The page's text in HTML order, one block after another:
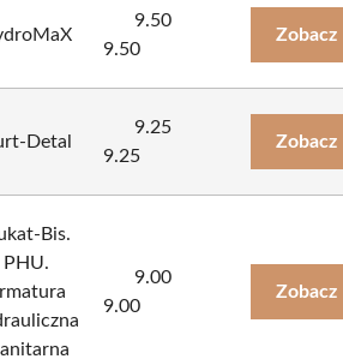
9.50
9.50
Zobacz
Detal
9.25
9.25
Zobacz
Bis.
PHU.
9.00
9.00
Zobacz